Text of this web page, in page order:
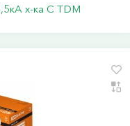
х-ка С TDM